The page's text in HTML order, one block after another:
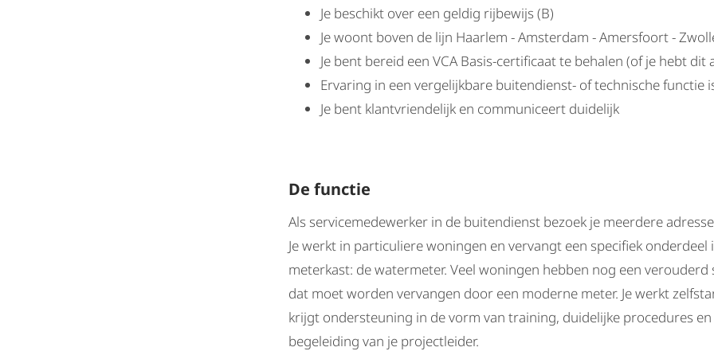
Je beschikt over een geldig rijbewijs (B)
Je woont boven de lijn Haarlem - Amsterdam - Amersfoort -
Je bent bereid een VCA Basis-certificaat te behalen (of je hebt dit
Ervaring in een vergelijkbare buitendienst- of technische functie
Je bent klantvriendelijk en communiceert duidelijk
De functie
Als servicemedewerker in de buitendienst bezoek je meerdere
Je werkt in particuliere woningen en vervangt een specifiek onderdeel
meterkast: de watermeter. Veel woningen hebben nog een verouderd
dat moet worden vervangen door een moderne meter. Je werkt
krijgt ondersteuning in de vorm van training, duidelijke procedures en
begeleiding van je projectleider.